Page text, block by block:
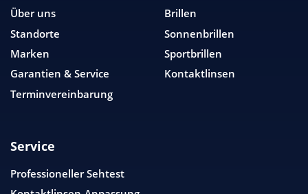
Über uns
Standorte
Marken
Garantien & Service
Terminvereinbarung
Brillen
Sonnenbrillen
Sportbrillen
Kontaktlinsen
Service
Professioneller Sehtest